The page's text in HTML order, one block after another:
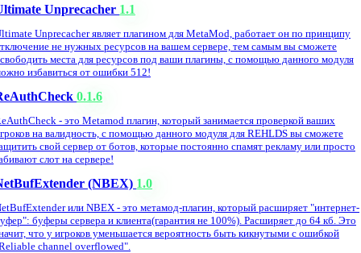
Unprecacher 1.1
Unprecacher являет плагином для MetaMod, работает он по принципу
не нужных ресурсов на вашем сервере, тем самым вы сможете
места для ресурсов под ваши плагины, с помощью данного модуля
избавиться от ошибки 512!
0.1.6
- это Metamod плагин, который занимается проверкой ваших
на валидность, с помощью данного модуля для REHLDS вы сможете
свой сервер от ботов, которые постоянно спамят рекламу или просто
слот на сервере!
(NBEX) 1.0
или NBEX - это метамод-плагин, который расширяет "интернет-
буферы сервера и клиента(гарантия не 100%). Расширяет до 64 кб. Это
что у игроков уменьшается вероятность быть кикнутыми с ошибкой
channel overflowed".